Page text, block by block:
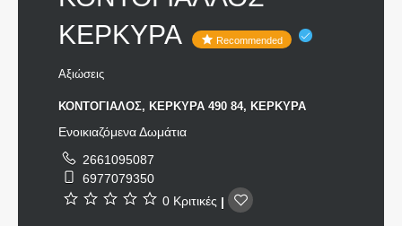
ΚΕΡΚΥΡΑ
Recommended
Αξιώσεις
ΚΟΝΤΟΓΙΑΛΟΣ, ΚΕΡΚΥΡΑ 490 84, ΚΕΡΚΥΡΑ
Ενοικιαζόμενα Δωμάτια
2661095087
6977079350
0 Κριτικές |